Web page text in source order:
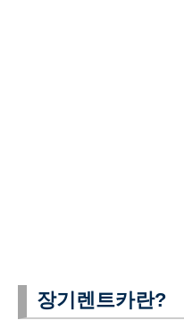
장기렌트카란?